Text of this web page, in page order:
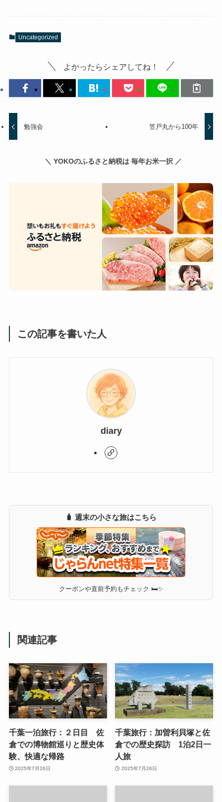
Uncategorized
よかったらシェアしてね！
勉強会 笠戸丸から100年
＼ YOKOのふるさと納税は 毎年お米一択 ／
この記事を書いた人
diary
🧳 週末の小さな旅はこちら
クーポンや直前予約もチェック 🛏✨
関連記事
千葉一泊旅行：２日目 佐
倉での博物館巡りと歴史体
験、快適な帰路
2025年7月26日
千葉旅行：加曽利貝塚と佐
倉での歴史探訪 1泊2日一
人旅
2025年7月26日